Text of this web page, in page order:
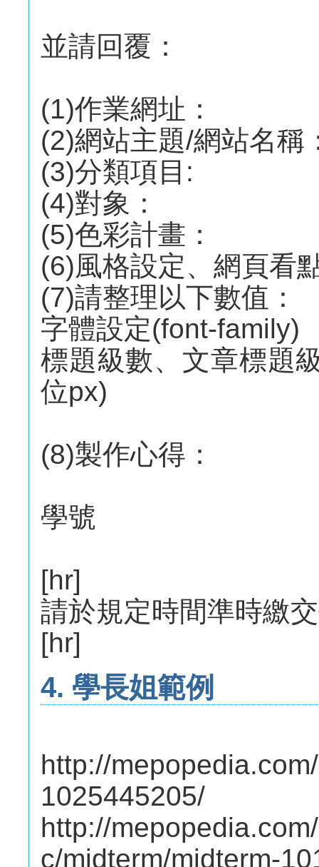
並請回覆：
(1)作業網址：
(2)網站主題/網站名稱
(3)分類項目:
(4)對象：
(5)色彩計畫：
(6)風格設定、網頁看
(7)請整理以下數值：
字體設定(font-family)
標題級數、文章標題
位px)
(8)製作心得：
學號
[hr]
請於規定時間準時繳
[hr]
4. 學長姐範例
http://
1025445205/
http://
c/midterm/midterm-